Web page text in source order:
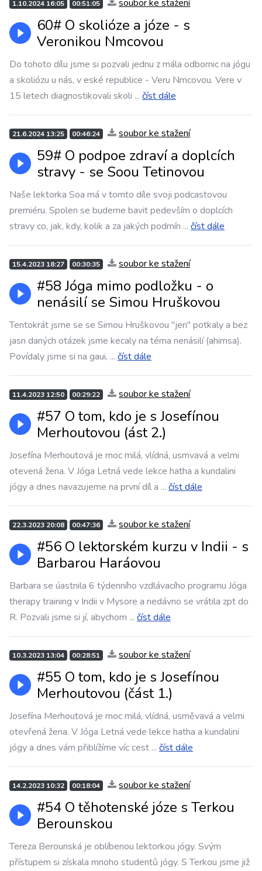
1.10.2024 16:05 00:51:05 soubor ke stažení
60# O skolióze a józe - s
Veronikou Nmcovou
Do tohoto dílu jsme si pozvali jednu z mála odbornic na jógu
a skoliózu u nás, v eské republice - Veru Nmcovou. Vere v
15 letech diagnostikovali skoli ... číst dále
21.6.2024 13:25 00:46:24 soubor ke stažení
59# O podpoe zdraví a doplcích
stravy - se Soou Tetinovou
Naše lektorka Soa má v tomto díle svoji podcastovou
premiéru. Spolen se budeme bavit pedevším o doplcích
stravy co, jak, kdy, kolik a za jakých podmín ... číst dále
15.4.2023 18:27 00:30:35 soubor ke stažení
#58 Jóga mimo podložku - o
nenásilí se Simou Hruškovou
Tentokrát jsme se se Simou Hruškovou "jen" potkaly a bez
jasn daných otázek jsme kecaly na téma nenásilí (ahimsa).
Povídaly jsme si na gaui, ... číst dále
11.4.2023 12:50 00:29:22 soubor ke stažení
#57 O tom, kdo je s Josefínou
Merhoutovou (ást 2.)
Josefína Merhoutová je moc milá, vlídná, usmvavá a velmi
otevená žena. V Jóga Letná vede lekce hatha a kundalini
jógy a dnes navazujeme na první díl a ... číst dále
22.3.2023 20:08 00:47:36 soubor ke stažení
#56 O lektorském kurzu v Indii - s
Barbarou Haráovou
Barbara se úastnila 6 týdenního vzdlávacího programu Jóga
therapy training v Indii v Mysore a nedávno se vrátila zpt do
R. Pozvali jsme si jí, abychom ... číst dále
10.3.2023 13:04 00:28:51 soubor ke stažení
#55 O tom, kdo je s Josefínou
Merhoutovou (část 1.)
Josefína Merhoutová je moc milá, vlídná, usměvavá a velmi
otevřená žena. V Jóga Letná vede lekce hatha a kundalini
jógy a dnes vám přiblížíme víc cest ... číst dále
14.2.2023 10:32 00:18:04 soubor ke stažení
#54 O těhotenské józe s Terkou
Berounskou
Tereza Berounská je oblíbenou lektorkou jógy. Svým
přístupem si získala mnoho studentů jógy. S Terkou jsme již